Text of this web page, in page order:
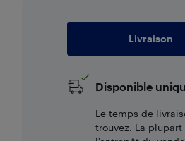
Livraison
Disponible
Le temps de
trouvez. La